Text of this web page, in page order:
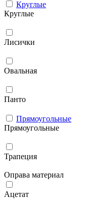
Круглые
Круглые
Лисички
Овальная
Панто
Прямоугольные
Прямоугольные
Трапеция
Оправа материал
Ацетат